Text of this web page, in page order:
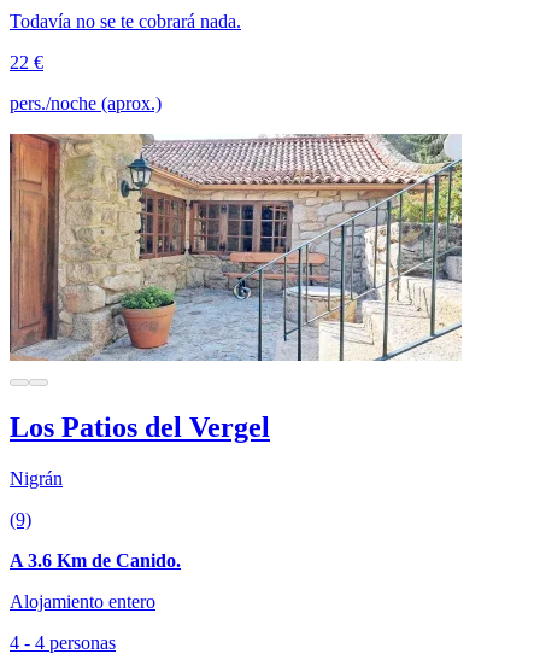
Todavía no se te cobrará nada.
22 €
pers./noche (aprox.)
Los Patios del Vergel
Nigrán
(9)
A 3.6 Km de Canido.
Alojamiento entero
4 - 4 personas